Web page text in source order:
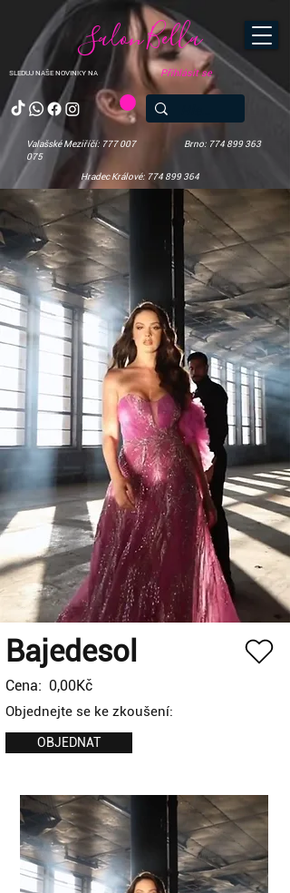
SLEDUJ NAŠE NOVINKY NA
Salon Bella
Valašské Meziříčí: 777 007
075
Brno: 774 899 363
Hradec Králové: 774 899 364
Přihlásit se
Bajedesol
Cena: 0,00Kč
Objednejte se ke zkoušení:
OBJEDNAT